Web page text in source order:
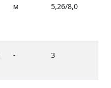
м 5,26/8,0
- 3